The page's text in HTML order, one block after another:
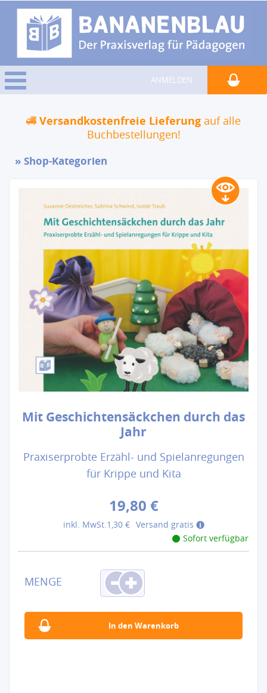
ANMELDEN
Versandkostenfreie Lieferung auf alle
Buchbestellungen!
Shop-Kategorien
Mit Geschichtensäckchen durch das
Jahr
Praxiserprobte Erzähl- und Spielanregungen
für Krippe und Kita
19,80 €
inkl. MwSt.1,30 € Versand gratis
Sofort verfügbar